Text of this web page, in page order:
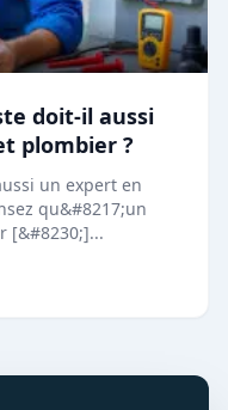
doit-il aussi
plombier ?
un expert en
qu&#8217;un
[&#8230;]...